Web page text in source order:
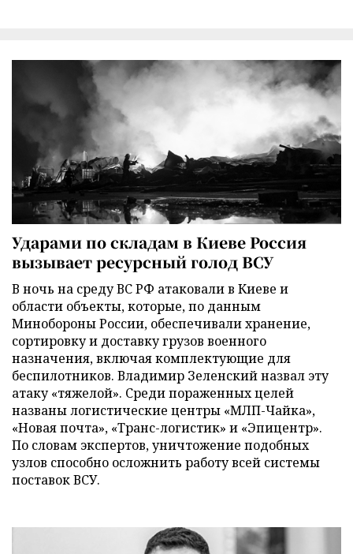
Ударами по складам в Киеве Россия
вызывает ресурсный голод ВСУ
В ночь на среду ВС РФ атаковали в Киеве и
области объекты, которые, по данным
Минобороны России, обеспечивали хранение,
сортировку и доставку грузов военного
назначения, включая комплектующие для
беспилотников. Владимир Зеленский назвал эту
атаку «тяжелой». Среди пораженных целей
названы логистические центры «МЛП-Чайка»,
«Новая почта», «Транс-логистик» и «Эпицентр».
По словам экспертов, уничтожение подобных
узлов способно осложнить работу всей системы
поставок ВСУ.